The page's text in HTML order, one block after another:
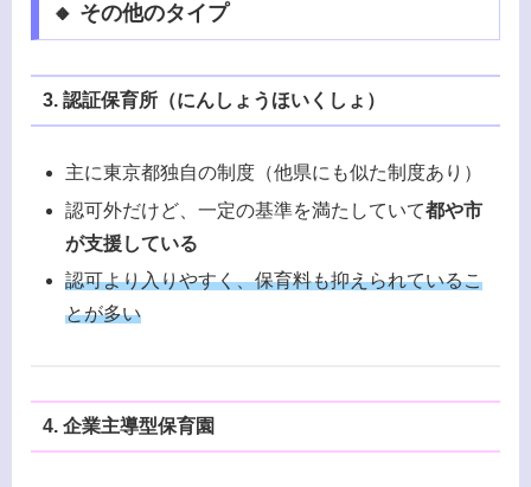
🔸 その他のタイプ
3. 認証保育所（にんしょうほいくしょ）
主に東京都独自の制度（他県にも似た制度あり）
認可外だけど、一定の基準を満たしていて都や市
が支援している
認可より入りやすく、保育料も抑えられているこ
とが多い
4. 企業主導型保育園